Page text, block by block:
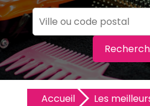
Accueil
Les